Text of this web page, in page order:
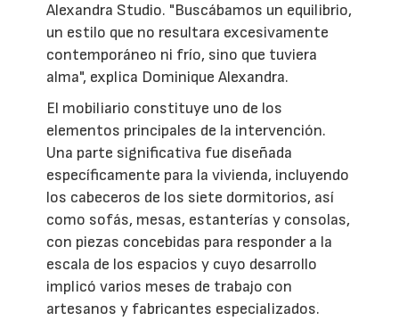
Alexandra Studio. "Buscábamos un equilibrio,
un estilo que no resultara excesivamente
contemporáneo ni frío, sino que tuviera
alma", explica Dominique Alexandra.
El mobiliario constituye uno de los
elementos principales de la intervención.
Una parte significativa fue diseñada
específicamente para la vivienda, incluyendo
los cabeceros de los siete dormitorios, así
como sofás, mesas, estanterías y consolas,
con piezas concebidas para responder a la
escala de los espacios y cuyo desarrollo
implicó varios meses de trabajo con
artesanos y fabricantes especializados.